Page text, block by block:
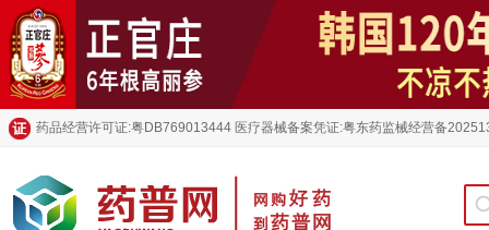
药品经营许可证:粤DB769013444 医疗器械备案凭证:粤东药监械经营备